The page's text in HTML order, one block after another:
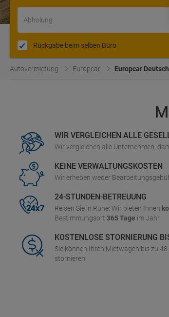
Abholung
Rückgabe beim selben Büro
Autovermietung Europcar Europcar
WIR VERGLEICHEN ALLE
Wir vergleichen alle Unternehmen,
KEINE VERWALTUNGSKOSTEN
Wir erheben weder
24-STUNDEN-BETREUUNG
Reisen Sie in Ruhe: Wir bieten Ihnen
Bestimmungsort 365 Tage im Jahr
KOSTENLOSE STORNIERUNG
Sie können Ihren Mietwagen bis zu
stornieren